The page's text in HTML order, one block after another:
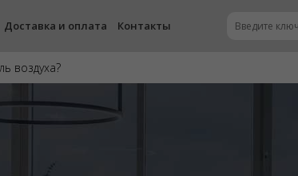
Доставка и оплата Контакты
воздуха?